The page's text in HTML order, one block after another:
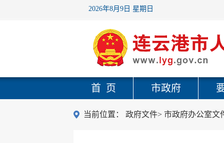
2026年8月9日 星期日
首 页 市政府
当前位置： 政府文件> 市政府办公室文